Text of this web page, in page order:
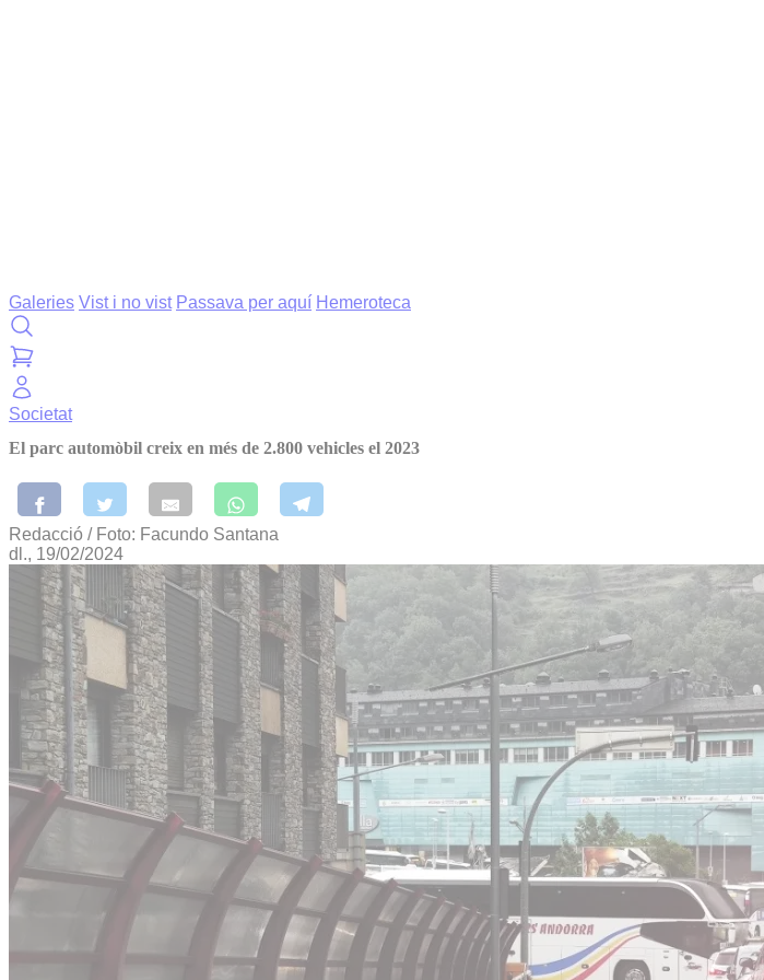
Galeries Vist i no vist Passava per aquí Hemeroteca
Societat
El parc automòbil creix en més de 2.800 vehicles el 2023
Redacció / Foto: Facundo Santana
dl., 19/02/2024